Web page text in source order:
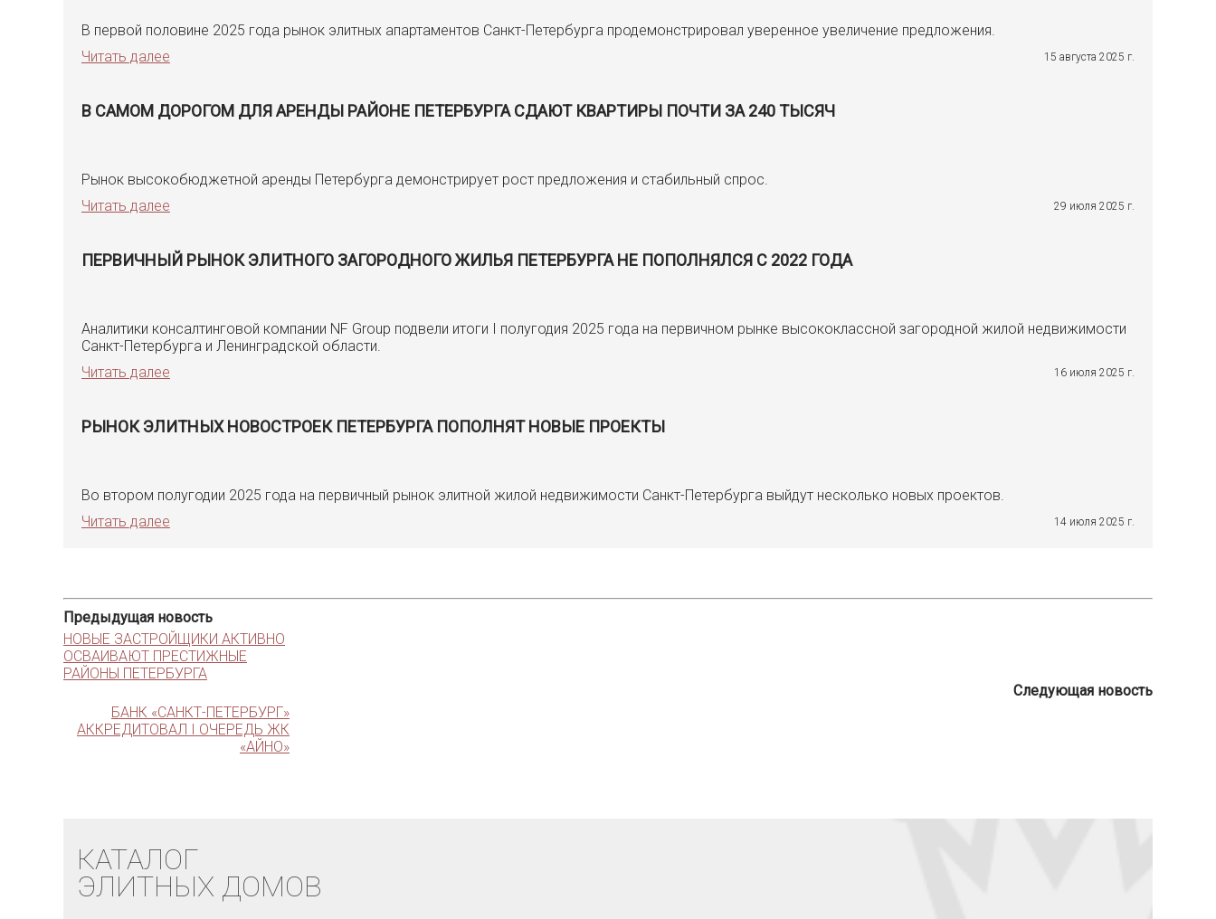
В первой половине 2025 года рынок элитных апартаментов Санкт-Петербурга продемонстрировал уверенное увеличение предложения.
Читать далее
15 августа 2025 г.
В САМОМ ДОРОГОМ ДЛЯ АРЕНДЫ РАЙОНЕ ПЕТЕРБУРГА СДАЮТ КВАРТИРЫ ПОЧТИ ЗА 240 ТЫСЯЧ
Рынок высокобюджетной аренды Петербурга демонстрирует рост предложения и стабильный спрос.
Читать далее
29 июля 2025 г.
ПЕРВИЧНЫЙ РЫНОК ЭЛИТНОГО ЗАГОРОДНОГО ЖИЛЬЯ ПЕТЕРБУРГА НЕ ПОПОЛНЯЛСЯ С 2022 ГОДА
Аналитики консалтинговой компании NF Group подвели итоги I полугодия 2025 года на первичном рынке высококлассной загородной жилой недвижимости
Санкт-Петербурга и Ленинградской области.
Читать далее
16 июля 2025 г.
РЫНОК ЭЛИТНЫХ НОВОСТРОЕК ПЕТЕРБУРГА ПОПОЛНЯТ НОВЫЕ ПРОЕКТЫ
Во втором полугодии 2025 года на первичный рынок элитной жилой недвижимости Санкт-Петербурга выйдут несколько новых проектов.
Читать далее
14 июля 2025 г.
Предыдущая новость
НОВЫЕ ЗАСТРОЙЩИКИ АКТИВНО
ОСВАИВАЮТ ПРЕСТИЖНЫЕ
РАЙОНЫ ПЕТЕРБУРГА
Следующая новость
БАНК «САНКТ-ПЕТЕРБУРГ»
АККРЕДИТОВАЛ I ОЧЕРЕДЬ ЖК
«АЙНО»
КАТАЛОГ
ЭЛИТНЫХ ДОМОВ